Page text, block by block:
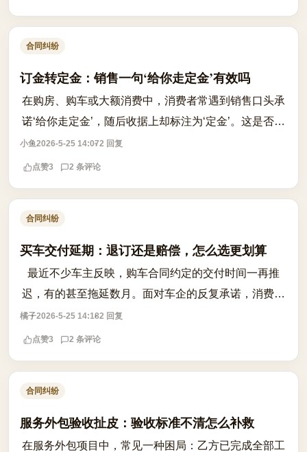
合同纠纷
订金转定金：销售一句‘给你走定金’有效吗
在购房、购车或大额消费中，消费者常遇到销售口头承
诺‘给你走定金’，随后收据上却标注为‘定金’。这是否意
味着预付款自动转化为具有法律约束力的定金？关键在
于意思表示是否一致。根据民法典...
小鱼2026-5-25 14:072 回复
点赞3 2 条评论
合同纠纷
买车交付延期：退订还是赔偿，怎么选更划算
最近不少车主反映，购车合同约定的交付时间一再推
迟，有的甚至拖延数月。面对车企的反复承诺，消费者
陷入两难：是坚持等下去拿赔偿，还是果断退订避免后
续加价风险？首先要确认合同中是否明确约...
橘子2026-5-25 14:182 回复
点赞3 2 条评论
合同纠纷
服务外包验收扯皮：验收标准不清怎么补救
在服务外包项目中，常见一种困局：乙方已完成全部工